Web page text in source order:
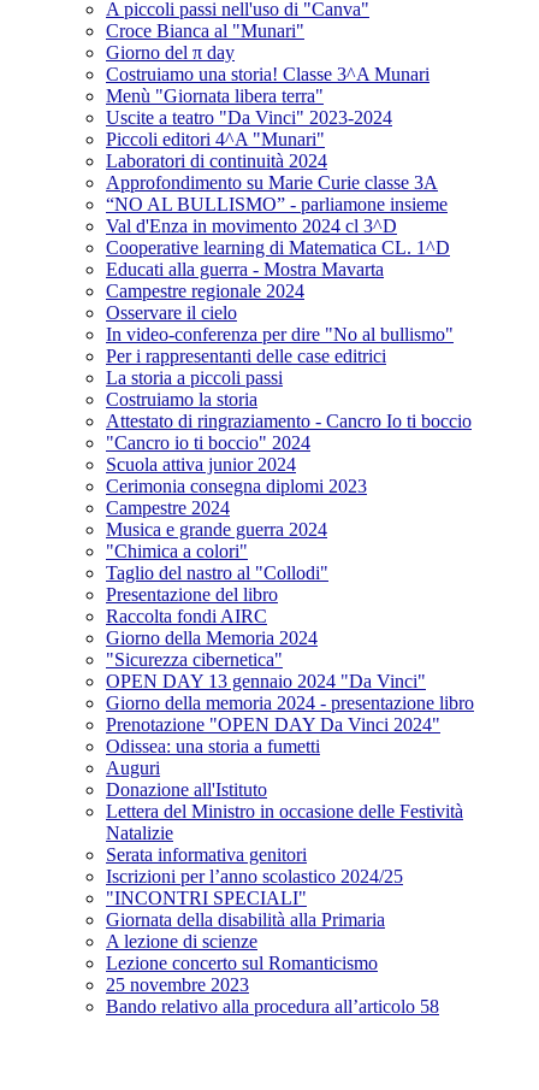
A piccoli passi nell'uso di "Canva"
Croce Bianca al "Munari"
Giorno del π day
Costruiamo una storia! Classe 3^A Munari
Menù "Giornata libera terra"
Uscite a teatro "Da Vinci" 2023-2024
Piccoli editori 4^A "Munari"
Laboratori di continuità 2024
Approfondimento su Marie Curie classe 3A
“NO AL BULLISMO” - parliamone insieme
Val d'Enza in movimento 2024 cl 3^D
Cooperative learning di Matematica CL. 1^D
Educati alla guerra - Mostra Mavarta
Campestre regionale 2024
Osservare il cielo
In video-conferenza per dire "No al bullismo"
Per i rappresentanti delle case editrici
La storia a piccoli passi
Costruiamo la storia
Attestato di ringraziamento - Cancro Io ti boccio
"Cancro io ti boccio" 2024
Scuola attiva junior 2024
Cerimonia consegna diplomi 2023
Campestre 2024
Musica e grande guerra 2024
"Chimica a colori"
Taglio del nastro al "Collodi"
Presentazione del libro
Raccolta fondi AIRC
Giorno della Memoria 2024
"Sicurezza cibernetica"
OPEN DAY 13 gennaio 2024 "Da Vinci"
Giorno della memoria 2024 - presentazione libro
Prenotazione "OPEN DAY Da Vinci 2024"
Odissea: una storia a fumetti
Auguri
Donazione all'Istituto
Lettera del Ministro in occasione delle Festività
Natalizie
Serata informativa genitori
Iscrizioni per l’anno scolastico 2024/25
"INCONTRI SPECIALI"
Giornata della disabilità alla Primaria
A lezione di scienze
Lezione concerto sul Romanticismo
25 novembre 2023
Bando relativo alla procedura all’articolo 58